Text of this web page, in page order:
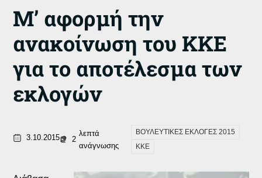
Μ’ αφορμή την
ανακοίνωση του ΚΚΕ
για το αποτέλεσμα των
εκλογών
3.10.2015 2
λεπτά
ανάγνωσης
ΒΟΥΛΕΥΤΙΚΕΣ ΕΚΛΟΓΕΣ 2015
ΚΚΕ